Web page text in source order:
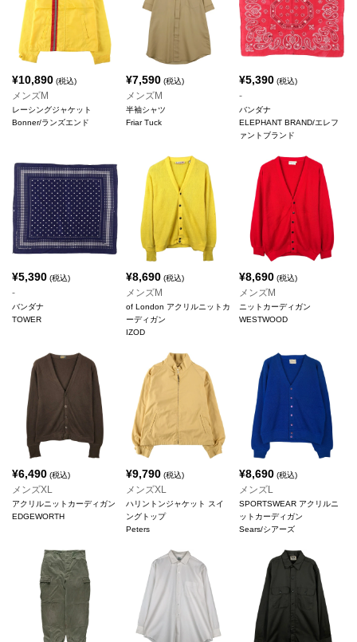
¥10,890 (税込)
メンズM
レーシングジャケット
Bonner/ランズエンド
¥7,590(税込)
メンズM
半袖シャツ
Friar Tuck
¥5,390 (税込)
-
バンダナ
ELEPHANT BRAND/エレフ
ァントブランド
¥5,390 (税込)
-
バンダナ
TOWER
¥8,690(税込)
メンズM
of London アクリルニットカ
ーディガン
IZOD
¥8,690 (税込)
メンズM
ニットカーディガン
WESTWOOD
¥6,490 (税込)
メンズXL
アクリルニットカーディガン
EDGEWORTH
¥9,790(税込)
メンズXL
ハリントンジャケット スイ
ングトップ
Peters
¥8,690 (税込)
メンズL
SPORTSWEAR アクリルニ
ットカーディガン
Sears/シアーズ